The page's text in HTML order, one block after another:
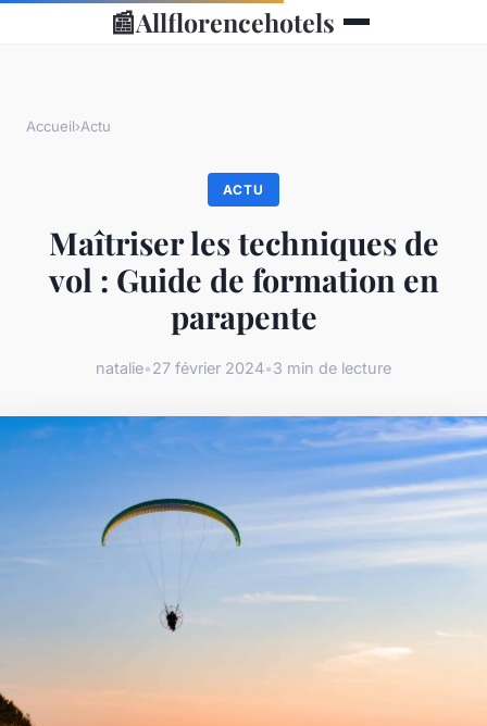
📰Allflorencehotels
Accueil›Actu
ACTU
Maîtriser les techniques de
vol : Guide de formation en
parapente
natalie•27 février 2024•3 min de lecture